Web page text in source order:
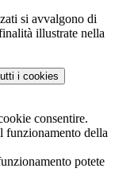
si avvalgono di
illustrate nella
i cookies
consentire.
funzionamento della
potete